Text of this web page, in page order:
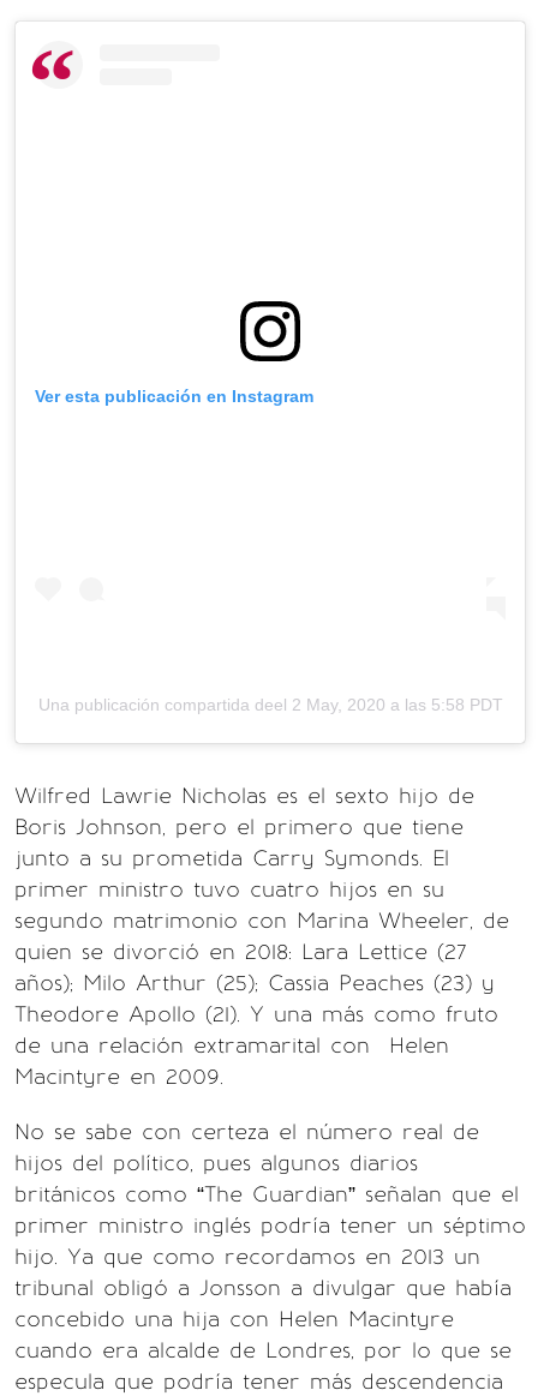
Ver esta publicación en Instagram
Una publicación compartida deel 2 May, 2020 a las 5:58 PDT
Wilfred Lawrie Nicholas es el sexto hijo de
Boris Johnson, pero el primero que tiene
junto a su prometida Carry Symonds. El
primer ministro tuvo cuatro hijos en su
segundo matrimonio con Marina Wheeler, de
quien se divorció en 2018: Lara Lettice (27
años); Milo Arthur (25); Cassia Peaches (23) y
Theodore Apollo (21). Y una más como fruto
de una relación extramarital con Helen
Macintyre en 2009.
No se sabe con certeza el número real de
hijos del político, pues algunos diarios
británicos como “The Guardian” señalan que el
primer ministro inglés podría tener un séptimo
hijo. Ya que como recordamos en 2013 un
tribunal obligó a Jonsson a divulgar que había
concebido una hija con Helen Macintyre
cuando era alcalde de Londres, por lo que se
especula que podría tener más descendencia